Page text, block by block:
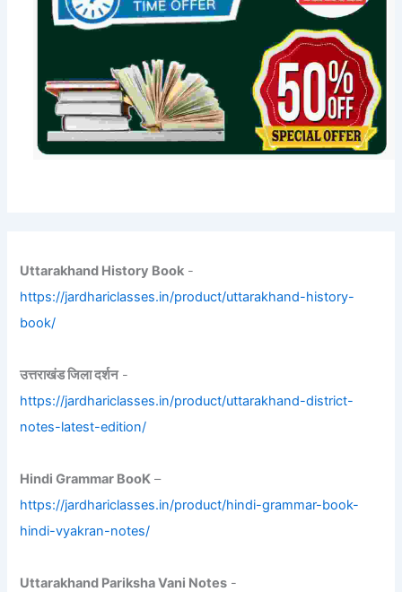
Uttarakhand History Book -
https://jardhariclasses.in/product/uttarakhand-history-
book/
उत्तराखंड जिला दर्शन-
https://jardhariclasses.in/product/uttarakhand-district-
notes-latest-edition/
Hindi Grammar BooK –
https://jardhariclasses.in/product/hindi-grammar-book-
hindi-vyakran-notes/
Uttarakhand Pariksha Vani Notes -